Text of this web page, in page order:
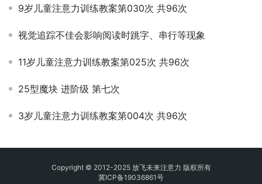
9岁儿童注意力训练教案第030次 共96次
视觉追踪不佳会影响阅读时跳字、串行等现象
11岁儿童注意力训练教案第025次 共96次
25型魔块 进阶级 第七次
3岁儿童注意力训练教案第004次 共96次
Copyright © 2012-2025 放飞未来注意力 版权所有
冀ICP备19036861号